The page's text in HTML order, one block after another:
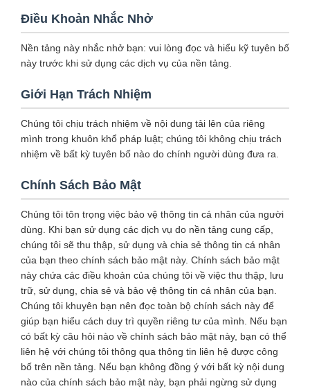
Điều Khoản Nhắc Nhở
Nền tảng này nhắc nhở bạn: vui lòng đọc và hiểu kỹ tuyên bố
này trước khi sử dụng các dịch vụ của nền tảng.
Giới Hạn Trách Nhiệm
Chúng tôi chịu trách nhiệm về nội dung tải lên của riêng
mình trong khuôn khổ pháp luật; chúng tôi không chịu trách
nhiệm về bất kỳ tuyên bố nào do chính người dùng đưa ra.
Chính Sách Bảo Mật
Chúng tôi tôn trọng việc bảo vệ thông tin cá nhân của người
dùng. Khi bạn sử dụng các dịch vụ do nền tảng cung cấp,
chúng tôi sẽ thu thập, sử dụng và chia sẻ thông tin cá nhân
của bạn theo chính sách bảo mật này. Chính sách bảo mật
này chứa các điều khoản của chúng tôi về việc thu thập, lưu
trữ, sử dụng, chia sẻ và bảo vệ thông tin cá nhân của bạn.
Chúng tôi khuyên bạn nên đọc toàn bộ chính sách này để
giúp bạn hiểu cách duy trì quyền riêng tư của mình. Nếu bạn
có bất kỳ câu hỏi nào về chính sách bảo mật này, bạn có thể
liên hệ với chúng tôi thông qua thông tin liên hệ được công
bố trên nền tảng. Nếu bạn không đồng ý với bất kỳ nội dung
nào của chính sách bảo mật này, bạn phải ngừng sử dụng